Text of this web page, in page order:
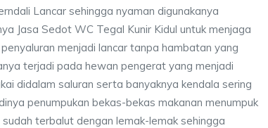
Lancar sehingga nyaman digunakanya
Jasa Sedot WC Tegal Kunir Kidul untuk menjaga
menjadi lancar tanpa hambatan yang
terjadi pada hewan pengerat yang menjadi
didalam saluran serta banyaknya kendala sering
penumpukan bekas-bekas makanan menumpuk
sudah terbalut dengan lemak-lemak sehingga